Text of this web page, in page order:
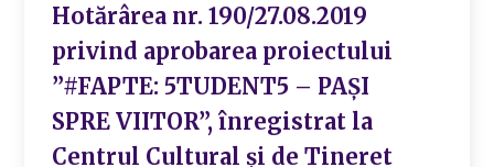
Hotărârea nr. 190/27.08.2019
privind aprobarea proiectului
”#FAPTE: 5TUDENT5 – PAȘI
SPRE VIITOR”, înregistrat la
Centrul Cultural și de Tineret